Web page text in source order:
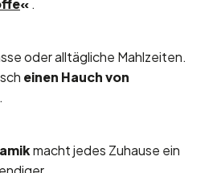
«.
oder alltägliche Mahlzeiten.
einen Hauch von
.
macht jedes Zuhause ein